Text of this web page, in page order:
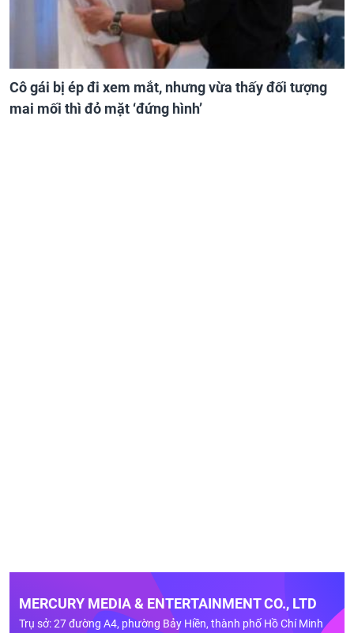
Cô gái bị ép đi xem mắt, nhưng vừa thấy đối tượng
mai mối thì đỏ mặt ‘đứng hình’
MERCURY MEDIA & ENTERTAINMENT CO., LTD
Trụ sở: 27 đường A4, phường Bảy Hiền, thành phố Hồ Chí Minh